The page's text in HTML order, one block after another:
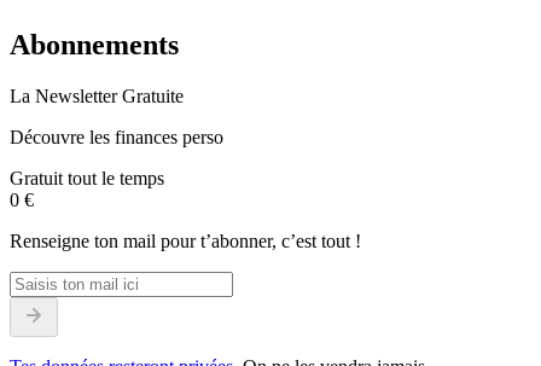
Abonnements
La Newsletter Gratuite
Découvre les finances perso
Gratuit tout le temps
0 €
Renseigne ton mail pour t’abonner, c’est tout !